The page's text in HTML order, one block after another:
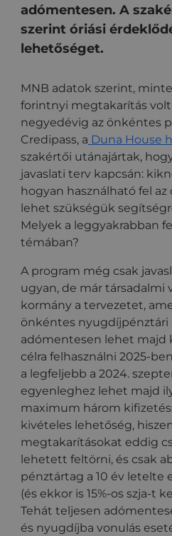
adómentesen. A
szerint óriási
lehetőséget.
MNB adatok szerint,
forintnyi megtakarítás volt
negyedévig az önkéntes
Credipass, a Duna House
szakértői utánajártak,
javaslati terv kapcsán:
hogyan használható fel az
lehet szükségük
Melyek a leggyakrabban
témában?
A program még csak
ugyan, de már társadalmi
kormány a tervezetet,
önkéntes
adómentesen lehet majd
célra felhasználni 2025-
a legfeljebb a 2024.
egyenleghez lehet majd
maximum három
kivételes lehetőség,
megtakarításokat eddig
lehetett feltörni, és csak
pénztártag a 10 év
(és ekkor is 15%-os szja-t
Tehát teljesen
és nyugdíjba vonulás